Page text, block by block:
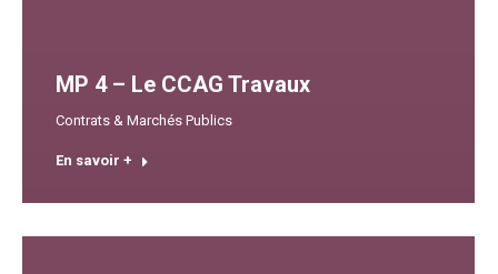
MP 4 – Le CCAG Travaux
Contrats & Marchés Publics
En savoir +